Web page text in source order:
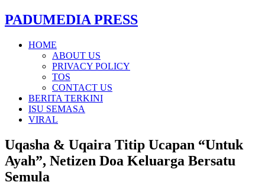
PADUMEDIA PRESS
HOME
ABOUT US
PRIVACY POLICY
TOS
CONTACT US
BERITA TERKINI
ISU SEMASA
VIRAL
Uqasha & Uqaira Titip Ucapan “Untuk
Ayah”, Netizen Doa Keluarga Bersatu
Semula